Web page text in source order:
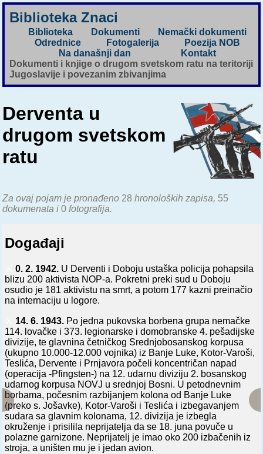
Biblioteka Znaci
Biblioteka Dokumenti
Nemački dokumenti
Odrednice
Fotogalerija
Poezija NOB
Na današnji dan
Kontakt
Dokumenti i knjige o drugom svetskom ratu na teritoriji
Jugoslavije i povezanim zbivanjima
Derventa u
drugom svetskom
ratu
Za ovaj pojam je pronađeno 28 hronoloških zapisa, 55
dokumenata i0 fotografija.
Događaji
0. 2. 1942. U Derventi i Doboju ustaška policija pohapsila
blizu 200 aktivista NOP-a. Pokretni preki sud u Doboju
osudio je 181 aktivistu na smrt, a potom 177 kazni preinačio
na internaciju u logore.
14. 6. 1943. Po jedna pukovska borbena grupa nemačke
114. lovačke i 373. legionarske i domobranske 4. pešadijske
divizije, te glavnina četničkog Srednjobosanskog korpusa
(ukupno 10.000-12.000 vojnika) iz Banje Luke, Kotor-Varoši,
Teslića, Dervente i Prnjavora počeli koncentričan napad
(operacija -Pfingsten-) na 12. udarnu diviziju 2. bosanskog
udarnog korpusa NOVJ u srednjoj Bosni. U petodnevnim
borbama, počesnim razbijanjem kolona od Banje Luke
(preko s. Jošavke), Kotor-Varoši i Teslića i izbegavanjem
sudara sa glavnim kolonama, 12. divizija je izbegla
okruženje i prisilila neprijatelja da se 18. juna povuče u
polazne garnizone. Neprijatelj je imao oko 200 izbačenih iz
stroja, a uništen mu je i jedan avion.